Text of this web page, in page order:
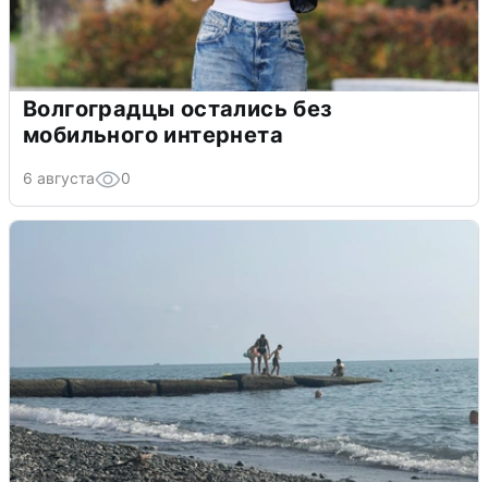
Волгоградцы остались без
мобильного интернета
6 августа 0